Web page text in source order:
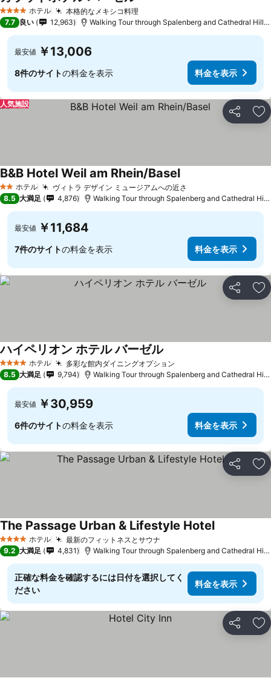
4 ホテルのランク
ホテル 本格的なメキシコ料理
7.7 良い 12,963 Walking Tour through Spalenberg and Cathedral Hillまで4.5 km
最安値 ￥13,006
8件のサイトの料金を表示 料金を表示
シェア お
人気施設
2 ホテルのランク
ホテル ヴィトラ デザイン ミュージアムへの近さ
B&B Hotel Weil am Rhein/Basel
8.5 大満足 4,876 Walking Tour through Spalenberg and Cathedral Hillまで3.2 km
最安値 ￥11,684
7件のサイトの料金を表示 料金を表示
シェア お
4 ホテルのランク
ホテル 多彩な館内ダイニングオプション
ハイペリオン ホテル バーゼル
8.5 大満足 9,794 Walking Tour through Spalenberg and Cathedral Hillまで1.2 km
最安値 ￥30,959
6件のサイトの料金を表示 料金を表示
シェア お
4 ホテルのランク
ホテル 最新のフィットネスとサウナ
The Passage Urban & Lifestyle Hotel
9.2 大満足 4,831 Walking Tour through Spalenberg and Cathedral Hillまで0.8 km
正確な料金を確認するには日付を選択してく
ださい
料金を表示
シェア お